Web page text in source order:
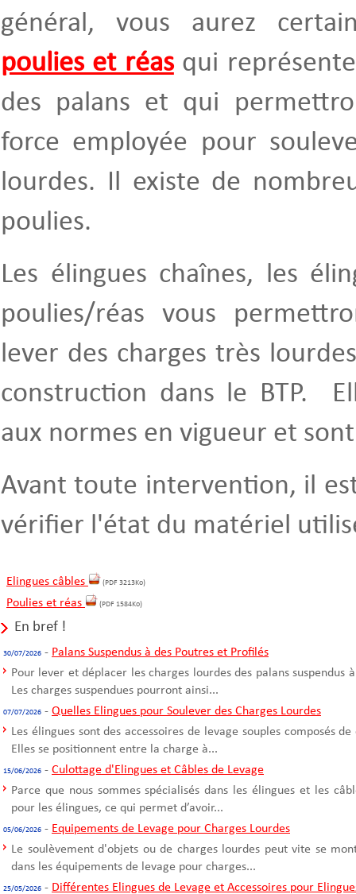
général, vous aurez
poulies et réasqui
des palans et qui
force employée pour
lourdes. Il existe de
poulies.
Les élingues chaînes, les
poulies/réas vous
lever des charges très
construction dans le BTP.
aux normes en vigueur et
Avant toute intervention, il
vérifier l'état du matériel
Elingues câbles (PDF 3213Ko)
Poulies et réas (PDF 1584Ko)
En bref !
30/07/2026 - Palans Suspendus à des Poutres et Profilés
Pour lever et déplacer les charges lourdes des palans suspendus
Les charges suspendues pourront ainsi...
07/07/2026 - Quelles Elingues pour Soulever des Charges Lourdes
Les élingues sont des accessoires de levage souples composés
Elles se positionnent entre la charge à...
15/06/2026 - Culottage d'Elingues et Câbles de Levage
Parce que nous sommes spécialisés dans les élingues et les
pour les élingues, ce qui permet d’avoir...
05/06/2026 - Equipements de Levage pour Charges Lourdes
Le soulèvement d'objets ou de charges lourdes peut vite se
dans les équipements de levage pour charges...
25/05/2026 - Différentes Elingues de Levage et Accessoires pour